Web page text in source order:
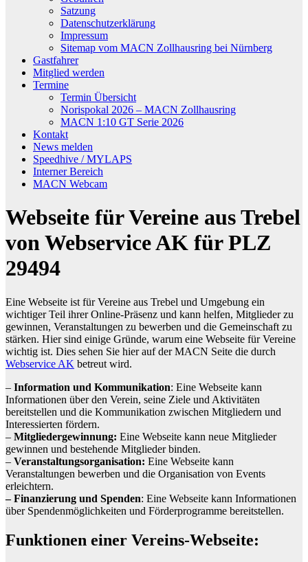
Satzung
Datenschutzerklärung
Impressum
Sitemap vom MACN Zollhausring bei Nürnberg
Gastfahrer
Mitglied werden
Termine
Termin Übersicht
Norispokal 2026 – MACN Zollhausring
MACN 1:10 GT Serie 2026
Kontakt
News melden
Speedhive / MYLAPS
Interner Bereich
MACN Webcam
Webseite für Vereine aus Trebel
von Webservice AK für PLZ
29494
Eine Webseite ist für Vereine aus Trebel und Umgebung ein
wichtiger Teil ihrer Online-Präsenz und kann helfen, Mitglieder zu
gewinnen, Veranstaltungen zu bewerben und die Gemeinschaft zu
stärken. Hier sind einige Gründe, warum eine Webseite für Vereine
wichtig ist. Dies sehen Sie hier auf der MACN Seite die durch
Webservice AK betreut wird.
– Information und Kommunikation: Eine Webseite kann
Informationen über den Verein, seine Ziele und Aktivitäten
bereitstellen und die Kommunikation zwischen Mitgliedern und
Interessierten fördern.
– Mitgliedergewinnung: Eine Webseite kann neue Mitglieder
gewinnen und bestehende Mitglieder binden.
– Veranstaltungsorganisation: Eine Webseite kann
Veranstaltungen bewerben und die Organisation von Events
erleichtern.
– Finanzierung und Spenden: Eine Webseite kann Informationen
über Spendenmöglichkeiten und Förderprogramme bereitstellen.
Funktionen einer Vereins-Webseite: